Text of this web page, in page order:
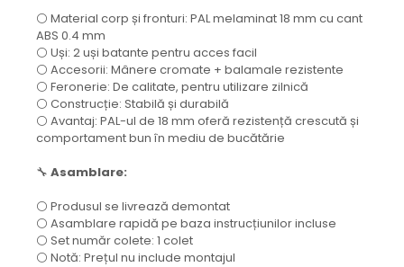
⚪ Material corp și fronturi: PAL melaminat 18 mm cu cant
ABS 0.4 mm
⚪ Uși: 2 uși batante pentru acces facil
⚪ Accesorii: Mânere cromate + balamale rezistente
⚪ Feronerie: De calitate, pentru utilizare zilnică
⚪ Construcție: Stabilă și durabilă
⚪ Avantaj: PAL-ul de 18 mm oferă rezistență crescută și
comportament bun în mediu de bucătărie
🔧 Asamblare:
⚪ Produsul se livrează demontat
⚪ Asamblare rapidă pe baza instrucțiunilor incluse
⚪ Set număr colete: 1 colet
⚪ Notă: Prețul nu include montajul